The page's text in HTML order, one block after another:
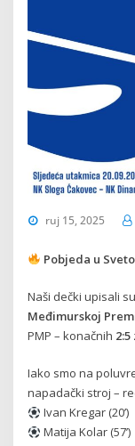
ruj 15, 2025
Pobjeda u
Naši dečki upisali
Međimurskoj
PMP – konačnih 2:5
Iako smo na
napadački stroj –
Ivan Kregar (20’)
Matija Kolar (57’)